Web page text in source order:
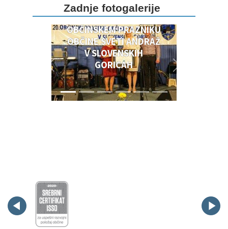
Zadnje fotogalerije
DOGODKI OB 20.
OBČINSKEM PRAZNIKU
OBČINSKEM PRAZNIKU
OBČINE SVETI ANDRAŽ
V SLOVENSKIH
GORICAH